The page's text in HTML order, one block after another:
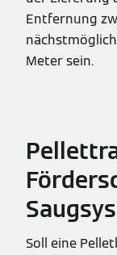
Entfernung
Meter sein.
Soll eine